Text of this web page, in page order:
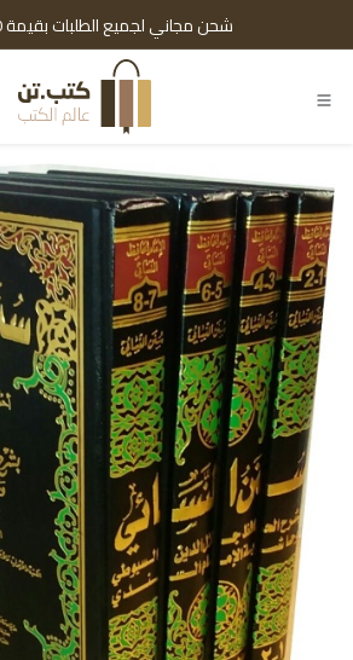
شحن مجاني لجميع الطلبات بقيمة 150 دولارًا